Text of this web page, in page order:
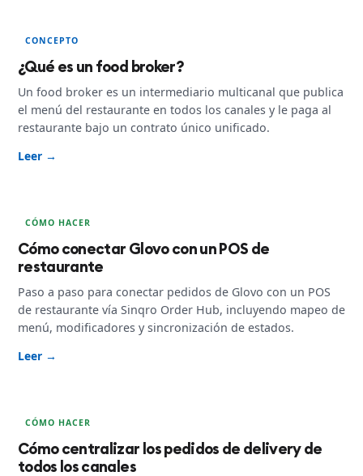
CONCEPTO
¿Qué es un food broker?
Un food broker es un intermediario multicanal que publica
el menú del restaurante en todos los canales y le paga al
restaurante bajo un contrato único unificado.
Leer →
CÓMO HACER
Cómo conectar Glovo con un POS de
restaurante
Paso a paso para conectar pedidos de Glovo con un POS
de restaurante vía Sinqro Order Hub, incluyendo mapeo de
menú, modificadores y sincronización de estados.
Leer →
CÓMO HACER
Cómo centralizar los pedidos de delivery de
todos los canales